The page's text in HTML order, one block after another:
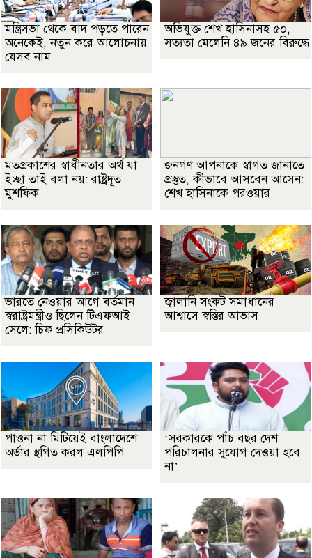
মন্ত্রিসভা থেকে বাদ পড়তে পারেন
অনেকেই, নতুন করে আলোচনায়
যেসব নাম
অভিযুক্ত শেখ হাসিনাসহ ৫০,
সত্যতা মেলেনি ৪৯ জনের বিরুদ্ধে
মতপ্রকাশের স্বাধীনতার অর্থ যা
ইচ্ছা তাই বলা নয়: রাষ্ট্রদূত
মুশফিক
জনগণ আপনাকে স্বাগত জানাতে
প্রস্তুত, কীভাবে আসবেন আসেন:
শেখ হাসিনাকে পরওয়ার
ভারতে নেওয়ার আগে বর্তমান
স্বরাষ্ট্রমন্ত্রীও ছিলেন টিএফআই
সেলে: চিফ প্রসিকিউটর
জ্বালানি সংকট সমাধানের
আশ্বাসে স্বস্তির আভাস
পাওনা না মিটিয়েই বাংলাদেশে
অর্ডার স্থগিত করল এলপিপি
‘সরকারকে পাঁচ বছর দেশ
পরিচালনার সুযোগ দেওয়া হবে
না’